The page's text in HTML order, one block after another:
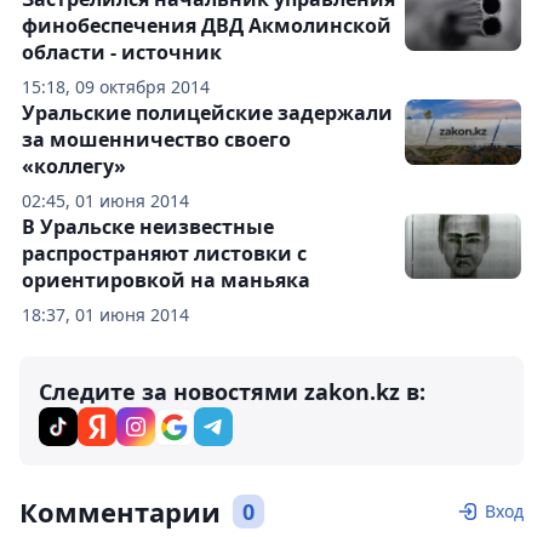
15:18, 09 октября 2014
финобеспечения ДВД Акмолинской
области - источник
02:45, 01 июня 2014
Уральские полицейские задержали
за мошенничество своего
«коллегу»
18:37, 01 июня 2014
В Уральске неизвестные
распространяют листовки с
ориентировкой на маньяка
Следите за новостями zakon.kz в:
Комментарии 0 Вход